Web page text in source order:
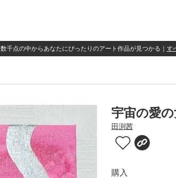
数千点の中からあなたにぴったりのアート作品が見つかる す
宇宙の愛
田渕茜
購入